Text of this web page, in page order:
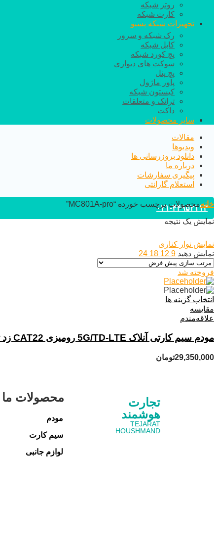
روتر شبکه
کارت شبکه
تجهیزات شبکه پسیو
رک شبکه و سرور
کابل شبکه
پچ کورد شبکه
سوکت های دیواری
پچ پنل
پاور ماژول
کیستون شبکه
ترانک و متعلقات
داکت
سایر محصولات
مقالات
ویدیوها
دانلود بروزرسانی ها
درباره ما
پیگیری سفارشات
استعلام گارانتی
۰۲۱-۴۴۹۵۲۱۱۳خانهمحصولات برچسب خورده “MC801A-pro”
نمایش یک نتیجه
نمایش نوار کناری
نمایش دهید 9
12
18
24
فروخته شد
انتخاب گزینه ها
مقایسه
علاقه‌مندم
مودم سیم کارتی آنلاک 5G/TD-LTE رومیزی CAT22 زد تی ای ZTE MC801 A pro
29,350,000تومان
تجارت
هوشمند
TEJARAT
HOUSHMAND
محصولات ما
مودم
سیم کارت
لوازم جانبی